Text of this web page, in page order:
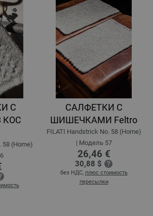
С
КОС
58 (Home)
САЛФЕТКИ С
ШИШЕЧКАМИ Feltro
FILATI Handstrick No. 58 (Home)
| Модель 57
26,46 €
30,88 $
без НДС, плюс стоимость
пересылки